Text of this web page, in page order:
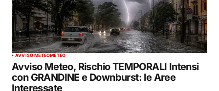
AVVISO METEOMETEO
Avviso Meteo, Rischio TEMPORALI Intensi
con GRANDINE e Downburst: le Aree
Interessate